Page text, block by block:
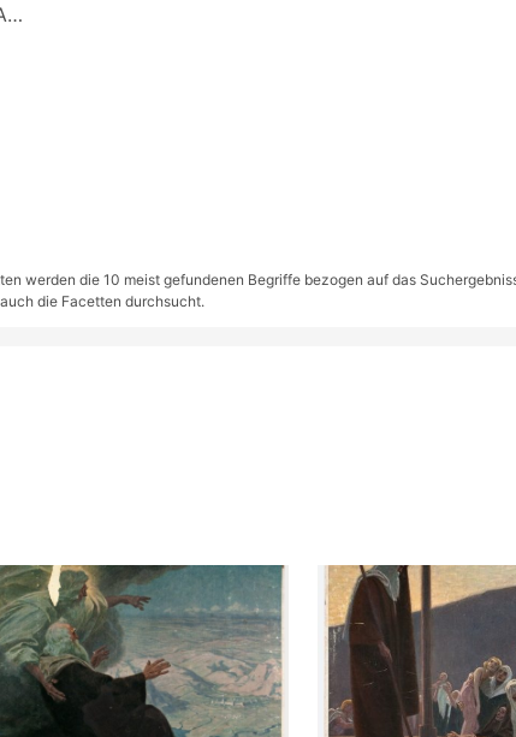
werden die 10 meist gefundenen Begriffe bezogen auf das
die Facetten durchsucht.